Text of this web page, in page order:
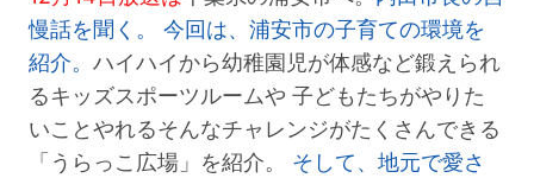
慢話を聞く。 今回は、浦安市の子育ての環境を
紹介。 ハイハイから幼稚園児が体感など鍛えられ
るキッズスポーツルームや 子どもたちがやりた
いことやれるそんなチャレンジがたくさんできる
「うらっこ広場」を紹介。 そして、地元で愛さ